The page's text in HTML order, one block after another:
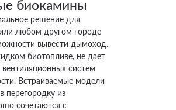
биокамины
решение для
любом другом городе
вывести дымоход.
биотопливе, не дает
вентиляционных систем
Встраиваемые модели
перегородку из
сочетаются с